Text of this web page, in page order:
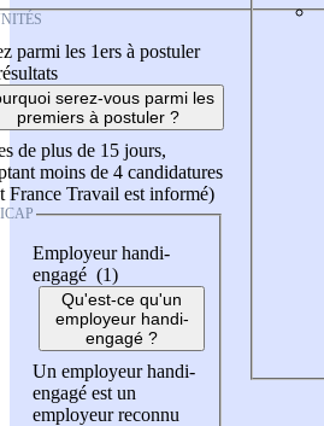
parmi les 1ers à postuler
serez-vous parmi les
premiers à postuler ?
de plus de 15 jours,
moins de 4 candidatures
France Travail est informé)
Employeur handi-
engagé (1)
Qu'est-ce qu'un
employeur handi-
engagé ?
Un employeur handi-
engagé est un
employeur reconnu